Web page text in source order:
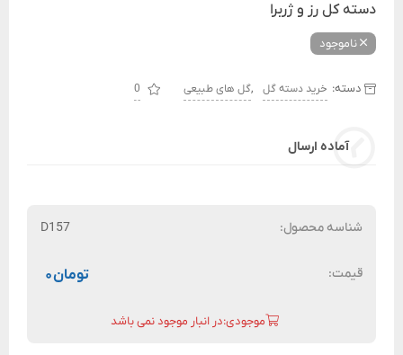
دسته کل رز و ژربرا
ناموجود
دسته: خرید دسته گل ,گل های طبیعی 0
آماده ارسال
شناسه محصول: D157
قیمت: ۰تومان
موجودی:در انبار موجود نمی باشد